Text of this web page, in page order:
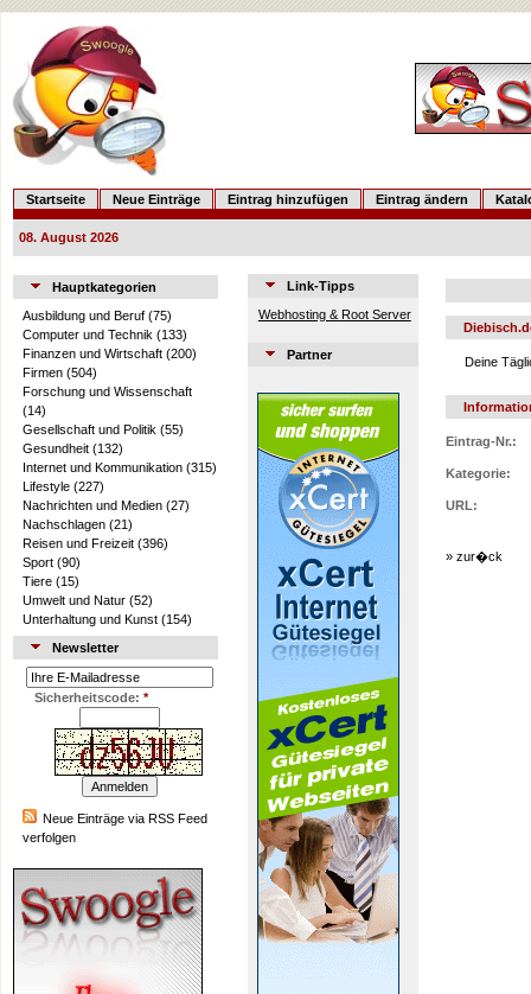
Startseite Neue Einträge Eintrag hinzufügen Eintrag ändern
08. August 2026
Hauptkategorien
Ausbildung und Beruf (75)
Computer und Technik (133)
Finanzen und Wirtschaft (200)
Firmen (504)
Forschung und Wissenschaft
(14)
Gesellschaft und Politik (55)
Gesundheit (132)
Internet und Kommunikation (315)
Lifestyle (227)
Nachrichten und Medien (27)
Nachschlagen (21)
Reisen und Freizeit (396)
Sport (90)
Tiere (15)
Umwelt und Natur (52)
Unterhaltung und Kunst (154)
Newsletter
Sicherheitscode: *
Neue Einträge via RSS Feed
verfolgen
Link-Tipps
Webhosting & Root Server
Partner
Deine
Eintrag-Nr.:
Kategorie:
URL:
» zur�ck